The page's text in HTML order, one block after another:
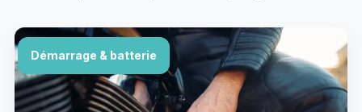
Démarrage & batterie